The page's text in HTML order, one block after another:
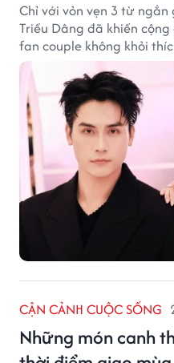
Chỉ với vỏn vẹn 3 từ ngắn
Triều Dâng đã khiến
fan couple không khỏi
CẬN CẢNH CUỘC SỐNG
Những món canh